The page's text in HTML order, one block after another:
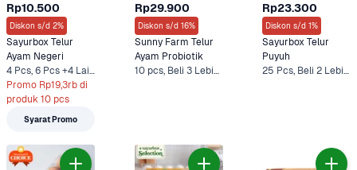
Rp10.500
Diskon s/d 2%
Sayurbox Telur
Ayam Negeri
4 Pcs, 6 Pcs +4 Lainnya
Promo Rp19,3rb di
produk 10 pcs
Syarat Promo
Rp29.900
Diskon s/d 16%
Sunny Farm Telur
Ayam Probiotik
10 pcs, Beli 3 Lebih Murah
Rp23.300
Diskon s/d 1%
Sayurbox Telur
Puyuh
25 Pcs, Beli 2 Lebih Murah (25 Pcs)